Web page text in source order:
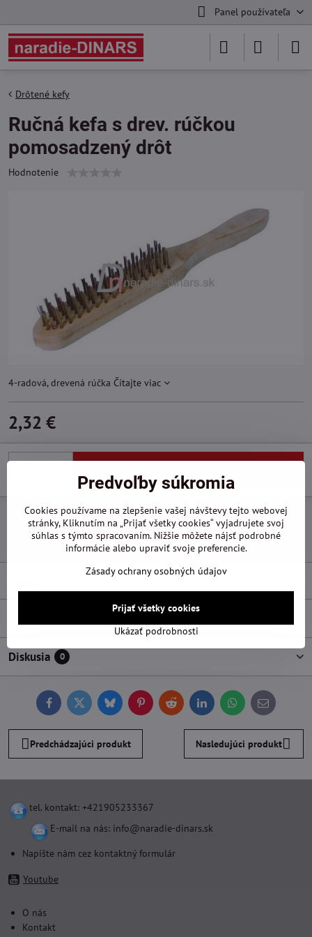
Panel používateľa
Drôtené kefy
Ručná kefa s drev. rúčkou
pomosadzený drôt
Hodnotenie
4-radová, drevená rúčka Čítajte viac
2,32 €
Pridať k Obľúbeným Otázka k produktu
Doručenia
Výrobca:Festa
Diskusia 0
FacebookTwitterBlueskyPinterestReddit LinkedInWhatsApp
E-
mail
Predchádzajúci produkt Nasledujúci produkt
tel. kontakt: +421905233367
E-mail na nás: info@naradie-dinars.sk
Napíšte nám cez kontaktný formulár
Youtube
O nás
Kontakt
Predvoľby súkromia
Cookies používame na zlepšenie vašej návštevy tejto webovej
stránky, Kliknutím na „Prijať všetky cookies“ vyjadrujete svoj
súhlas s týmto spracovaním. Nižšie môžete nájsť podrobné
informácie alebo upraviť svoje preferencie.
Zásady ochrany osobných údajov
Ukázať podrobnosti
Prijať všetky cookies